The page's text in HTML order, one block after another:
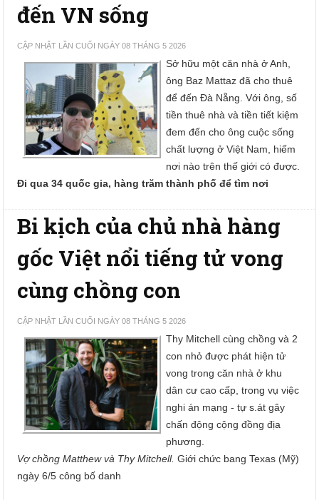
đến VN sống
CẬP NHẬT LẦN CUỐI NGÀY 08 THÁNG 5 2026
Sở hữu một căn nhà ở Anh,
ông Baz Mattaz đã cho thuê
để đến Đà Nẵng. Với ông, số
tiền thuê nhà và tiền tiết kiệm
đem đến cho ông cuộc sống
chất lượng ở Việt Nam, hiếm
nơi nào trên thế giới có được.
Đi qua 34 quốc gia, hàng trăm thành phố để tìm nơi
Bi kịch của chủ nhà hàng
gốc Việt nổi tiếng tử vong
cùng chồng con
CẬP NHẬT LẦN CUỐI NGÀY 08 THÁNG 5 2026
Thy Mitchell cùng chồng và 2
con nhỏ được phát hiện tử
vong trong căn nhà ở khu
dân cư cao cấp, trong vụ việc
nghi án mạng - tự s.át gây
chấn động cộng đồng địa
phương.
Vợ chồng Matthew và Thy Mitchell. Giới chức bang Texas (Mỹ)
ngày 6/5 công bố danh